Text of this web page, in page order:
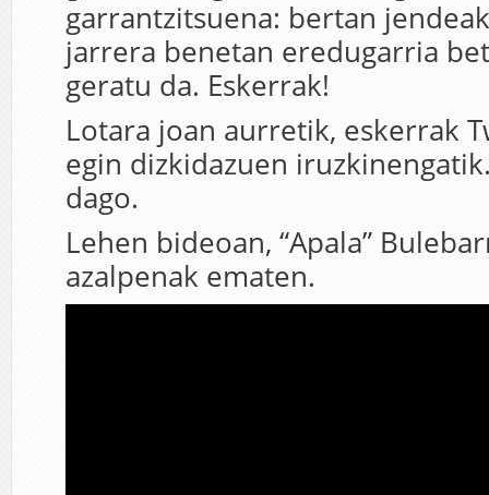
garrantzitsuena: bertan
jarrera benetan eredugarria
geratu da. Eskerrak!
Lotara joan aurretik, eskerrak
egin dizkidazuen
dago.
Lehen bideoan, “Apala”
azalpenak ematen.